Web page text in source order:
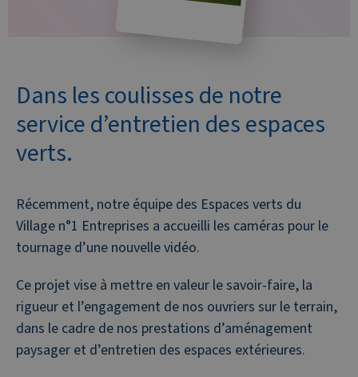
Dans les coulisses de notre
service d’entretien des espaces
verts.
Récemment, notre équipe des Espaces verts du
Village n°1 Entreprises a accueilli les caméras pour le
tournage d’une nouvelle vidéo.
Ce projet vise à mettre en valeur le savoir-faire, la
rigueur et l’engagement de nos ouvriers sur le terrain,
dans le cadre de nos prestations d’aménagement
paysager et d’entretien des espaces extérieures.